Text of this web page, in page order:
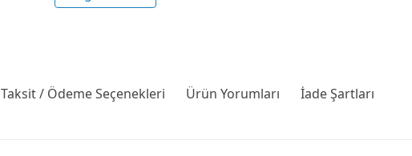
Taksit / Ödeme Seçenekleri Ürün Yorumları İade Şartları